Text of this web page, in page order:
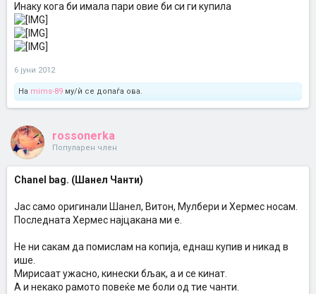
Инаку кога би имала пари овие би си ги купила
6 јуни 2012
На mims-89 му/ѝ се допаѓа ова.
rossonerka
Популарен член
Chanel bag. (Шанел Чанти)
Јас само оригинали Шанел, Витон, Мулбери и Хермес носам.
Последната Хермес најцакана ми е.
Не ни сакам да помислам на копија, еднаш купив и никад в
ише.
Мирисаат ужасно, кинески бљак, а и се кинат.
А и некако рамото повеќе ме боли од тие чанти.